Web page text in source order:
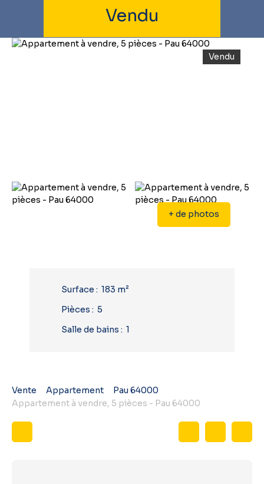
Vendu
Vendu
+ de photos
Surface : 183 m²
Pièces : 5
Salle de bains : 1
Vente Appartement
Pau 64000
Appartement à vendre, 5 pièces - Pau 64000